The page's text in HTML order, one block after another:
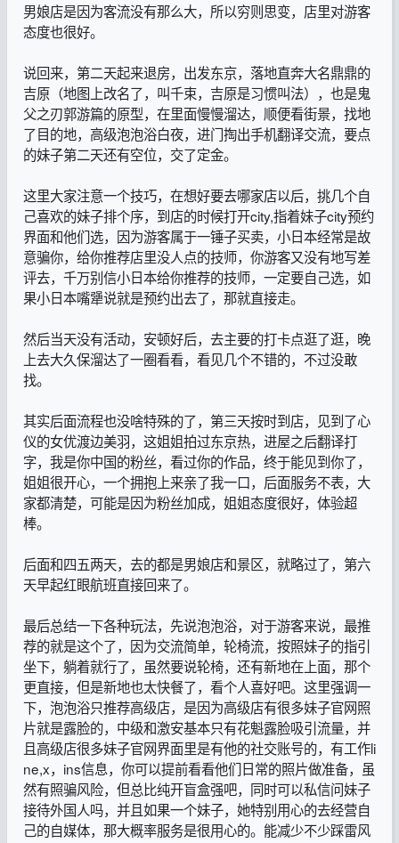
男娘店是因为客流没有那么大，所以穷则思变，店里对游客
态度也很好。
说回来，第二天起来退房，出发东京，落地直奔大名鼎鼎的
吉原（地图上改名了，叫千束，吉原是习惯叫法），也是鬼
父之刃郭游篇的原型，在里面慢慢溜达，顺便看街景，找地
了目的地，高级泡泡浴白夜，进门掏出手机翻译交流，要点
的妹子第二天还有空位，交了定金。
这里大家注意一个技巧，在想好要去哪家店以后，挑几个自
己喜欢的妹子排个序，到店的时候打开city,指着妹子city预约
界面和他们选，因为游客属于一锤子买卖，小日本经常是故
意骗你，给你推荐店里没人点的技师，你游客又没有地写差
评去，千万别信小日本给你推荐的技师，一定要自己选，如
果小日本嘴犟说就是预约出去了，那就直接走。
然后当天没有活动，安顿好后，去主要的打卡点逛了逛，晚
上去大久保溜达了一圈看看，看见几个不错的，不过没敢
找。
其实后面流程也没啥特殊的了，第三天按时到店，见到了心
仪的女优渡边美羽，这姐姐拍过东京热，进屋之后翻译打
字，我是你中国的粉丝，看过你的作品，终于能见到你了，
姐姐很开心，一个拥抱上来亲了我一口，后面服务不表，大
家都清楚，可能是因为粉丝加成，姐姐态度很好，体验超
棒。
后面和四五两天，去的都是男娘店和景区，就略过了，第六
天早起红眼航班直接回来了。
最后总结一下各种玩法，先说泡泡浴，对于游客来说，最推
荐的就是这个了，因为交流简单，轮椅流，按照妹子的指引
坐下，躺着就行了，虽然要说轮椅，还有新地在上面，那个
更直接，但是新地也太快餐了，看个人喜好吧。这里强调一
下，泡泡浴只推荐高级店，是因为高级店有很多妹子官网照
片就是露脸的，中级和激安基本只有花魁露脸吸引流量，并
且高级店很多妹子官网界面里是有他的社交账号的，有工作li
ne,x，ins信息，你可以提前看看他们日常的照片做准备，虽
然有照骗风险，但总比纯开盲盒强吧，同时可以私信问妹子
接待外国人吗，并且如果一个妹子，她特别用心的去经营自
己的自媒体，那大概率服务是很用心的。能减少不少踩雷风